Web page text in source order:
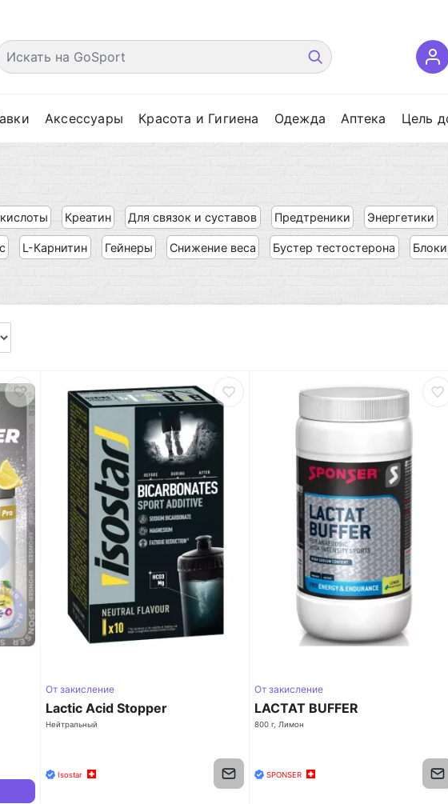
Аксессуары Красота и Гигиена Одежда Аптека Цель
Креатин Для связок и суставов Предтреники Энергетики
L-Карнитин Гейнеры Снижение веса Бустер тестостерона
От закисление
Lactic Acid Stopper
Нейтральный
Isostar
От закисление
LACTAT BUFFER
800 г, Лимон
SPONSER